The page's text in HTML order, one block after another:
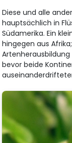
Diese und alle
hauptsächlich in
Südamerika. Ein
hingegen aus
bevor beide